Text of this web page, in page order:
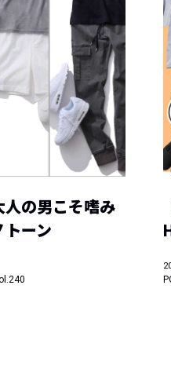
人の男こそ嗜み
トーン